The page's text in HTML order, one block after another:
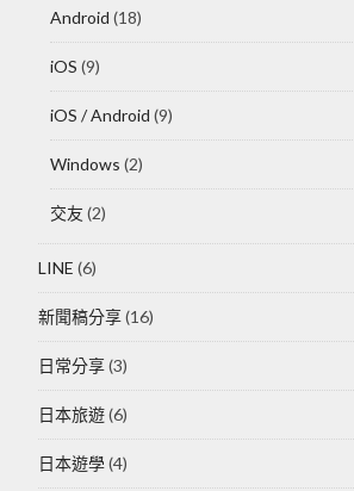
Android (18)
iOS (9)
iOS / Android (9)
Windows (2)
交友 (2)
LINE (6)
新聞稿分享(16)
日常分享(3)
日本旅遊(6)
日本遊學(4)